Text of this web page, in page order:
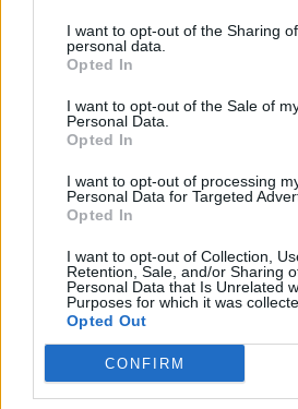
I want to opt-out of the Sharing
personal data.
Opted In
I want to opt-out of the Sale of
Personal Data.
Opted In
I want to opt-out of processing
Personal Data for Targeted
Opted In
I want to opt-out of Collection,
Retention, Sale, and/or Sharing
Personal Data that Is Unrelated
Purposes for which it was
Opted Out
CONFIRM
Tra stelle, trekking